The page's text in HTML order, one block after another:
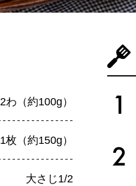
わ（約100g）
1枚（約150g）
大さじ1/2